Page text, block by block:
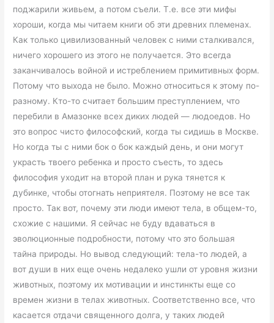
поджарили живьем, а потом съели. Т.е. все эти мифы
хороши, когда мы читаем книги об эти древних племенах.
Как только цивилизованный человек с ними сталкивался,
ничего хорошего из этого не получается. Это всегда
заканчивалось войной и истреблением примитивных форм.
Потому что выхода не было. Можно относиться к этому по-
разному. Кто-то считает большим преступлением, что
перебили в Амазонке всех диких людей — людоедов. Но
это вопрос чисто философский, когда ты сидишь в Москве.
Но когда ты с ними бок о бок каждый день, и они могут
украсть твоего ребенка и просто съесть, то здесь
философия уходит на второй план и рука тянется к
дубинке, чтобы отогнать неприятеля. Поэтому не все так
просто. Так вот, почему эти люди имеют тела, в общем-то,
схожие с нашими. Я сейчас не буду вдаваться в
эволюционные подробности, потому что это большая
тайна природы. Но вывод следующий: тела-то людей, а
вот души в них еще очень недалеко ушли от уровня жизни
животных, поэтому их мотивации и инстинкты еще со
времен жизни в телах животных. Соответственно все, что
касается отдачи священного долга, у таких людей